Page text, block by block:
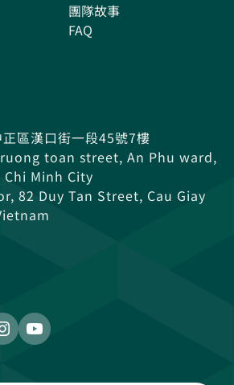
團隊故事
FAQ
區漢口街一段45號7樓
toan street, An Phu ward,
Minh City
82 Duy Tan Street, Cau Giay